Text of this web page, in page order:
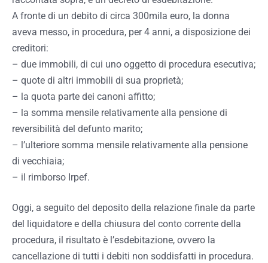
A fronte di un debito di circa 300mila euro, la donna
aveva messo, in procedura, per 4 anni, a disposizione dei
creditori:
– due immobili, di cui uno oggetto di procedura esecutiva;
– quote di altri immobili di sua proprietà;
– la quota parte dei canoni affitto;
– la somma mensile relativamente alla pensione di
reversibilità del defunto marito;
– l’ulteriore somma mensile relativamente alla pensione
di vecchiaia;
– il rimborso Irpef.
Oggi, a seguito del deposito della relazione finale da parte
del liquidatore e della chiusura del conto corrente della
procedura, il risultato è l’esdebitazione, ovvero la
cancellazione di tutti i debiti non soddisfatti in procedura.